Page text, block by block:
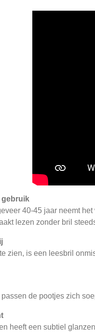
gebruik
40-45 jaar neemt
lezen zonder bril
zien, is een leesbril
de pootjes zich
heeft een subtiel